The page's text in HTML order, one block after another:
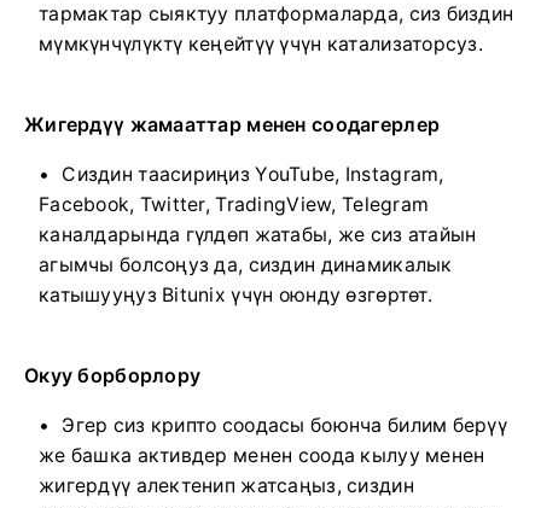
тармактар ​​сыяктуу платформаларда, сиз биздин
мүмкүнчүлүктү кеңейтүү үчүн катализаторсуз.
Жигердүү жамааттар менен соодагерлер
Сиздин таасириңиз YouTube, Instagram,
Facebook, Twitter, TradingView, Telegram
каналдарында гүлдөп жатабы, же сиз атайын
агымчы болсоңуз да, сиздин динамикалык
катышууңуз Bitunix үчүн оюнду өзгөртөт.
Окуу борборлору
Эгер сиз крипто соодасы боюнча билим берүү
же башка активдер менен соода кылуу менен
жигердүү алектенип жатсаңыз, сиздин